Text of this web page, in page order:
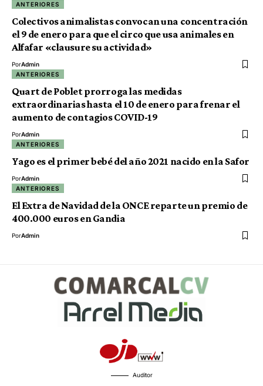
ANTERIORES
Colectivos animalistas convocan una concentración
el 9 de enero para que el circo que usa animales en
Alfafar «clausure su actividad»
PorAdmin
ANTERIORES
Quart de Poblet prorroga las medidas
extraordinarias hasta el 10 de enero para frenar el
aumento de contagios COVID-19
PorAdmin
ANTERIORES
Yago es el primer bebé del año 2021 nacido en la Safor
PorAdmin
ANTERIORES
El Extra de Navidad de la ONCE reparte un premio de
400.000 euros en Gandia
PorAdmin
Auditor